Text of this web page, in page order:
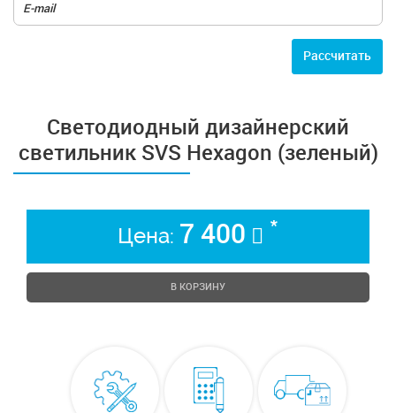
Расcчитать
Cветодиодный дизайнерский
светильник SVS Hexagon (зеленый)
Цена: 7 400 *
В КОРЗИНУ